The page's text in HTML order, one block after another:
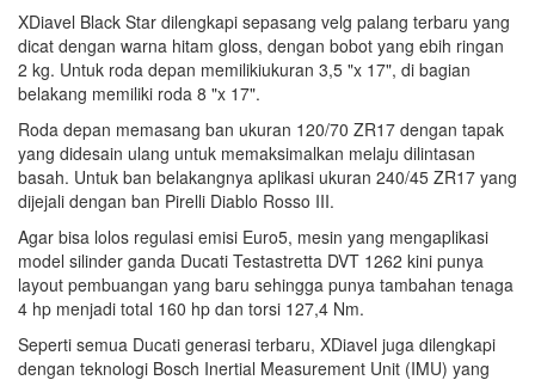
XDiavel Black Star dilengkapi sepasang velg palang terbaru yang
dicat dengan warna hitam gloss, dengan bobot yang ebih ringan
2 kg. Untuk roda depan memilikiukuran 3,5 "x 17", di bagian
belakang memiliki roda 8 "x 17".
Roda depan memasang ban ukuran 120/70 ZR17 dengan tapak
yang didesain ulang untuk memaksimalkan melaju dilintasan
basah. Untuk ban belakangnya aplikasi ukuran 240/45 ZR17 yang
dijejali dengan ban Pirelli Diablo Rosso III.
Agar bisa lolos regulasi emisi Euro5, mesin yang mengaplikasi
model silinder ganda Ducati Testastretta DVT 1262 kini punya
layout pembuangan yang baru sehingga punya tambahan tenaga
4 hp menjadi total 160 hp dan torsi 127,4 Nm.
Seperti semua Ducati generasi terbaru, XDiavel juga dilengkapi
dengan teknologi Bosch Inertial Measurement Unit (IMU) yang